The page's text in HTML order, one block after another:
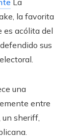
La
la favorita
es acólita del
sus
una
entre
un sheriff,